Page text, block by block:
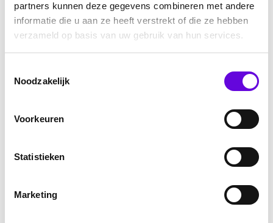
partners kunnen deze gegevens combineren met andere
informatie die u aan ze heeft verstrekt of die ze hebben
verzameld op basis van uw gebruik van hun services.
Noodzakelijk
Voorkeuren
Statistieken
Marketing